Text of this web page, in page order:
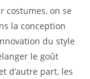
costumes, on se
la conception
du style
le goût
d’autre part, les